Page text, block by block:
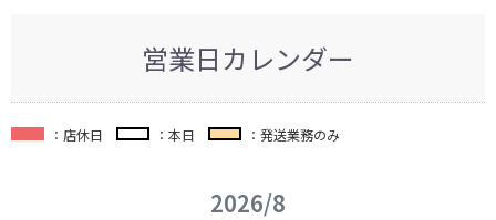
営業日カレンダー
：店休日 ：本日 ：発送業務のみ
2026/8